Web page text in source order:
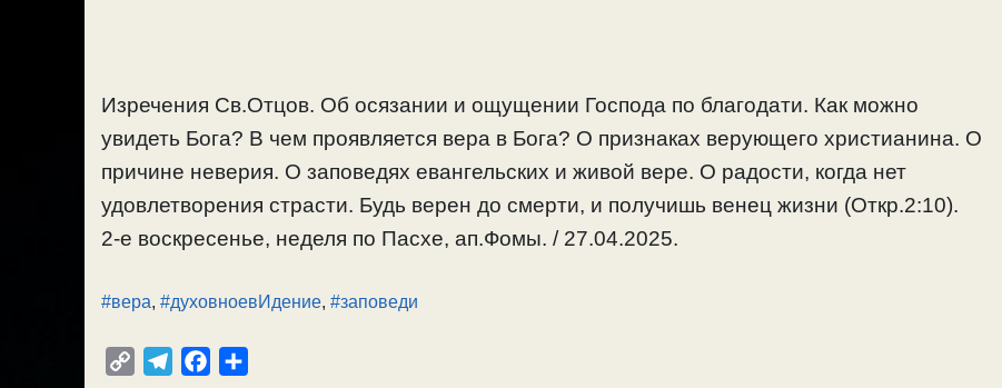
Изречения Св.Отцов. Об осязании и ощущении Господа по благодати. Как можно
увидеть Бога? В чем проявляется вера в Бога? О признаках верующего христианина. О
причине неверия. О заповедях евангельских и живой вере. О радости, когда нет
удовлетворения страсти. Будь верен до смерти, и получишь венец жизни (Откр.2:10).
2-е воскресенье, неделя по Пасхе, ап.Фомы. / 27.04.2025.
#вера, #духовноевИдение, #заповеди